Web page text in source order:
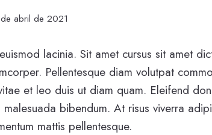
abril de 2021
lacinia. Sit amet cursus sit amet
Pellentesque diam volutpat
et leo duis ut diam quam. Eleifend
bibendum. At risus viverra
mattis pellentesque.